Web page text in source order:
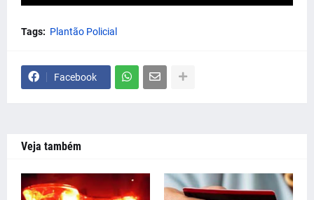
Tags: Plantão Policial
Facebook
Veja também